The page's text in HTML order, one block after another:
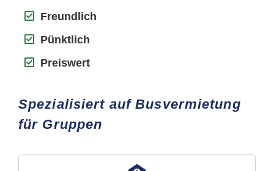
Freundlich
Pünktlich
Preiswert
Spezialisiert auf Busvermietung
für Gruppen